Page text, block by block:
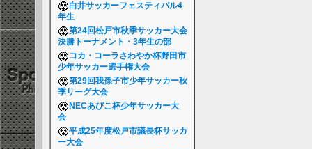
白井サッカーフェスティバル4
年生
第24回松戸市秋季サッカー大会
決勝トーナメント・3年生の部
コカ・コーラさわやか杯野田市
少年サッカー選手権大会
第29回我孫子市少年サッカー秋
季リーグ大会
NECあびこ杯少年サッカー大
会
平成25年度松戸市議長杯サッカ
ー大会